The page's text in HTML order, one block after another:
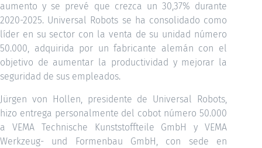
aumento y se prevé que crezca un 30,37% durante
2020-2025. Universal Robots se ha consolidado como
líder en su sector con la venta de su unidad número
50.000, adquirida por un fabricante alemán con el
objetivo de aumentar la productividad y mejorar la
seguridad de sus empleados.
Jürgen von Hollen, presidente de Universal Robots,
hizo entrega personalmente del cobot número 50.000
a VEMA Technische Kunststoffteile GmbH y VEMA
Werkzeug- und Formenbau GmbH, con sede en